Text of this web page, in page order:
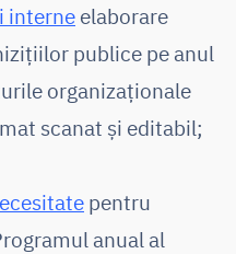
interne elaborare
publice pe anul
organizaționale
scanat și editabil;
pentru
anual al